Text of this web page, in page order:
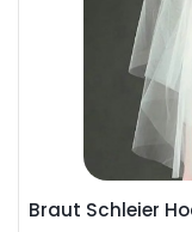
Braut Schleier